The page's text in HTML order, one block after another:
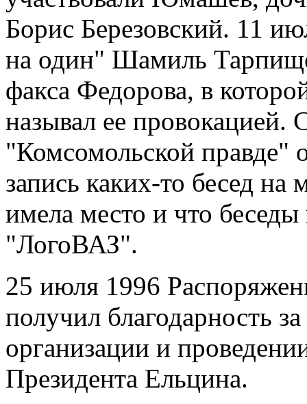
Борис Березовский. 11
на один" Шамиль
факса Федорова, в
называл ее
"Комсомольской правде"
запись каких-то бесед на
имела место и что
"ЛогоВАЗ".
25 июля 1996
получил благодарность
организации и
Президента Ельцина.